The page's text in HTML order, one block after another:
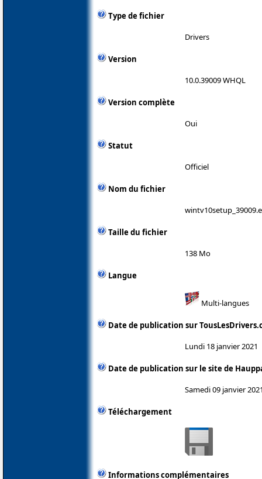
Type de fichier
Drivers
Version
10.0.39009 WHQL
Version complète
Oui
Statut
Officiel
Nom du fichier
Taille du fichier
138 Mo
Langue
Multi-langues
Date de publication sur
Lundi 18 janvier 2021
Date de publication sur le site de
Samedi 09 janvier
Téléchargement
Informations complémentaires